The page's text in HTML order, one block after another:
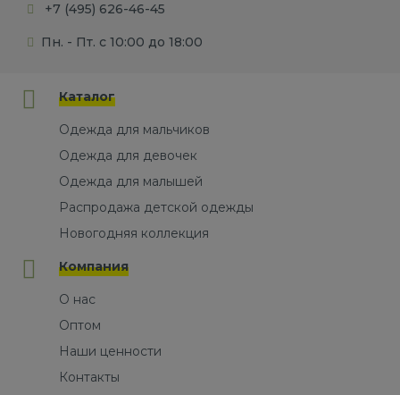
+7 (495) 626-46-45
Пн. - Пт. с 10:00 до 18:00
Каталог
Одежда для мальчиков
Одежда для девочек
Одежда для малышей
Распродажа детской одежды
Новогодняя коллекция
Компания
О нас
Оптом
Наши ценности
Контакты